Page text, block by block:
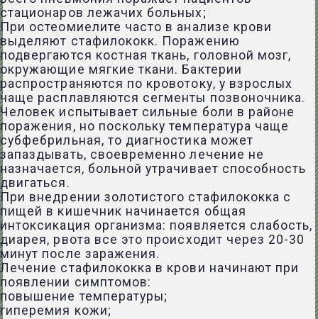
стационаров лежачих больных;
При остеомиелите часто в анализе крови
выделяют стафилококк. Поражению
подвергаются костная ткань, головной мозг,
окружающие мягкие ткани. Бактерии
распространяются по кровотоку, у взрослых
чаще расплавляются сегменты позвоночника.
Человек испытывает сильные боли в районе
поражения, но поскольку температура чаще
субфебрильная, то диагностика может
запаздывать, своевременно лечение не
назначается, больной утрачивает способность
двигаться.
При внедрении золотистого стафилококка с
пищей в кишечник начинается общая
интоксикация организма: появляется слабость,
диарея, рвота все это происходит через 20-30
минут после заражения.
Лечение стафилококка в крови начинают при
появлении симптомов:
повышение температуры;
гиперемия кожи;